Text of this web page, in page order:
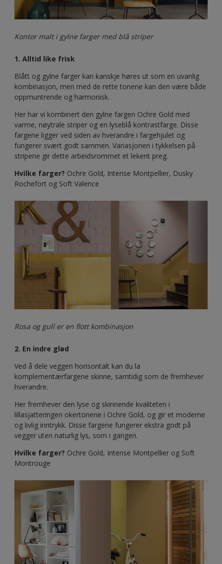
Kontor malt i gylne farger med blå striper
1. Alltid like frisk
Blått og gylne farger kan kanskje høres ut som en uvanlig
kombinasjon, men med de rette tonene kan den være både
oppmuntrende og harmonisk.
Her har vi kombinert den gylne fargen Ochre Gold med
varme, nøytrale striper og en lyseblå kontrastfarge. Disse
fargene ligger ved siden av hverandre i fargehjulet og
fungerer svært godt sammen. Variasjonen i tykkelsen på
stripene gir dette arbeidsrommet et lekent preg.
Hvilke farger? Ochre Gold, Intense Montpellier, Dusky
Rochefort og Soft Valence
Rosa og gull er en flott kombinasjon
2. En indre glød
Ved å dele veggen horisontalt kan du la
komplementærfargene skinne, samtidig som de fremhever
hverandre.
Her fremhever den lyse og skinnende kvaliteten i
lillasjatteringen okertonene i Ochre Gold, og gir et moderne
og livlig inntrykk. Disse fargene fungerer ekstra godt på
vegger uten naturlig lys, som i gangen.
Hvilke farger? Ochre Gold, Intense Montpellier og Soft
Montrouge